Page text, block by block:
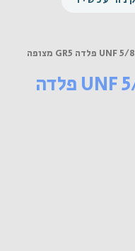
משושה UNF 5/8-18X5-1/2 פלדה